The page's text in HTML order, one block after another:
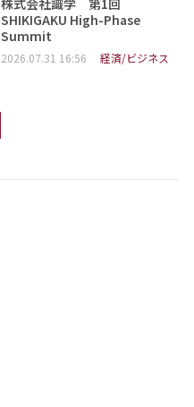
株式会社識学 第1回
SHIKIGAKU High-Phase
Summit
2026.07.31 16:56 経済/ビジネス